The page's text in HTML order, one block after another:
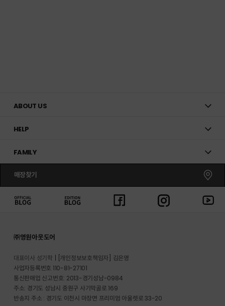
ABOUT US
HELP
FAMILY
매장찾기
㈜영원아웃도어
대표이사 성기학
[개인정보보호책임자] 김은영
사업자등록번호 110-81-27101
통신판매업 신고번호: 2013-경기성남-0984
주소: 경기도 성남시 중원구 사기막골로 169
반송지 주소 : 경기도 이천시 마장면 프리미엄 아울렛로 33-20